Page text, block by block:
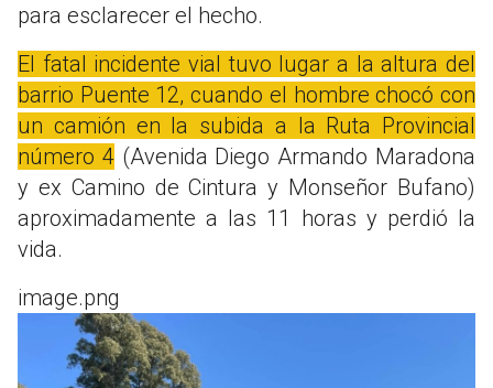
para esclarecer el hecho.
El fatal incidente vial tuvo lugar a la altura del
barrio Puente 12, cuando el hombre chocó con
un camión en la subida a la Ruta Provincial
número 4(Avenida Diego Armando Maradona
y ex Camino de Cintura y Monseñor Bufano)
aproximadamente a las 11 horas y perdió la
vida.
image.png